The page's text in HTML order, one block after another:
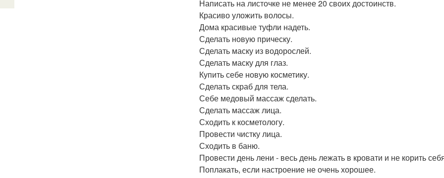
Написать на листочке не менее 20 своих достоинств.
Красиво уложить волосы.
Дома красивые туфли надеть.
Сделать новую прическу.
Сделать маску из водорослей.
Сделать маску для глаз.
Купить себе новую косметику.
Сделать скраб для тела.
Себе медовый массаж сделать.
Сделать массаж лица.
Сходить к косметологу.
Провести чистку лица.
Сходить в баню.
Провести день лени - весь день лежать в кровати и не корить
Поплакать, если настроение не очень хорошее.